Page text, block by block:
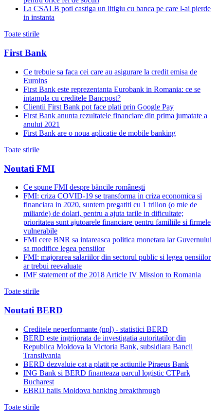
La CSALB poti castiga un litigiu cu banca pe care l-ai pierde
in instanta
Toate stirile
First Bank
Ce trebuie sa faca cei care au asigurare la credit emisa de
Euroins
First Bank este reprezentanta Eurobank in Romania: ce se
intampla cu creditele Bancpost?
Clientii First Bank pot face plati prin Google Pay
First Bank anunta rezultatele financiare din prima jumatate a
anului 2021
First Bank are o noua aplicatie de mobile banking
Toate stirile
Noutati FMI
Ce spune FMI despre băncile românești
FMI: criza COVID-19 se transforma in criza economica si
financiara in 2020, suntem pregatiti cu 1 trilion (o mie de
miliarde) de dolari, pentru a ajuta tarile in dificultate;
prioritatea sunt ajutoarele financiare pentru familiile si firmele
vulnerabile
FMI cere BNR sa intareasca politica monetara iar Guvernului
sa modifice legea pensiilor
FMI: majorarea salariilor din sectorul public si legea pensiilor
ar trebui reevaluate
IMF statement of the 2018 Article IV Mission to Romania
Toate stirile
Noutati BERD
Creditele neperformante (npl) - statistici BERD
BERD este ingrijorata de investigatia autoritatilor din
Republica Moldova la Victoria Bank, subsidiara Bancii
Transilvania
BERD dezvaluie cat a platit pe actiunile Piraeus Bank
ING Bank si BERD finanteaza parcul logistic CTPark
Bucharest
EBRD hails Moldova banking breakthrough
Toate stirile